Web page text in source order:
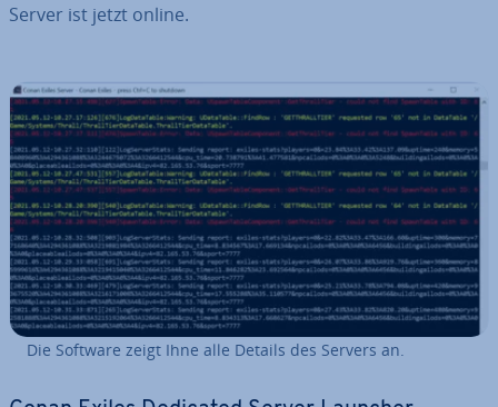
Server ist jetzt online.
Die Software zeigt Ihne alle Details des Servers an.